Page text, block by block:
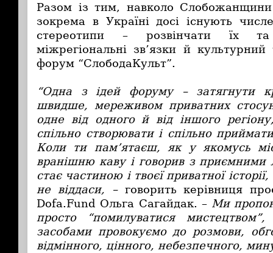
Разом із тим, навколо
зокрема в Україні досі існують
стереотипи – розвінчати їх та
міжрегіональні зв’язки й
форум “СлободаКульт”.
“Одна з ідей форуму – затягнути
швидше, мереживом приватних
одне від одного й від іншого
спільно створювати і спільно
Коли ти пам’ятаєш, як у якомусь
вранішню каву і говорив з приємними
стає частиною і твоєї приватної
не віддаси, –говорить керівниця
Dofa.Fund Ольга Сагайдак. –Ми
просто “помилуватися
засобами провокуємо до розмови,
відмінного, цінного, небезпечного,